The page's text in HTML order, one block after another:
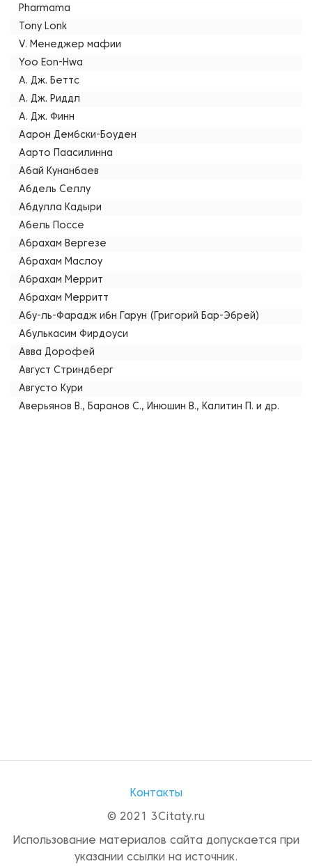
Pharmama
Tony Lonk
V. Менеджер мафии
Yoo Eon-Hwa
А. Дж. Беттс
А. Дж. Риддл
А. Дж. Финн
Аарон Дембски-Боуден
Аарто Паасилинна
Абай Кунанбаев
Абдель Селлу
Абдулла Кадыри
Абель Поссе
Абрахам Вергезе
Абрахам Маслоу
Абрахам Меррит
Абрахам Мерритт
Абу-ль-Фарадж ибн Гарун (Григорий Бар-Эбрей)
Абулькасим Фирдоуси
Авва Дорофей
Август Стриндберг
Августо Кури
Аверьянов В., Баранов С., Инюшин В., Калитин П. и др.
Контакты
© 2021 3Citaty.ru
Использование материалов сайта допускается при
указании ссылки на источник.